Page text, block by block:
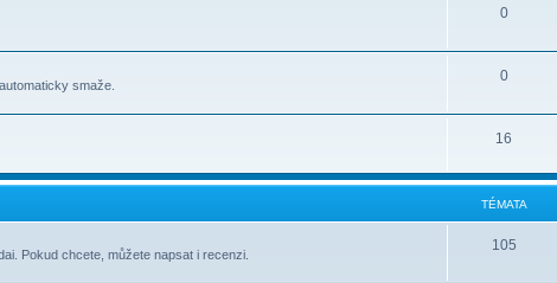
0
smaže.
0
16
TÉMATA
Pokud chcete, můžete napsat i recenzi.
105